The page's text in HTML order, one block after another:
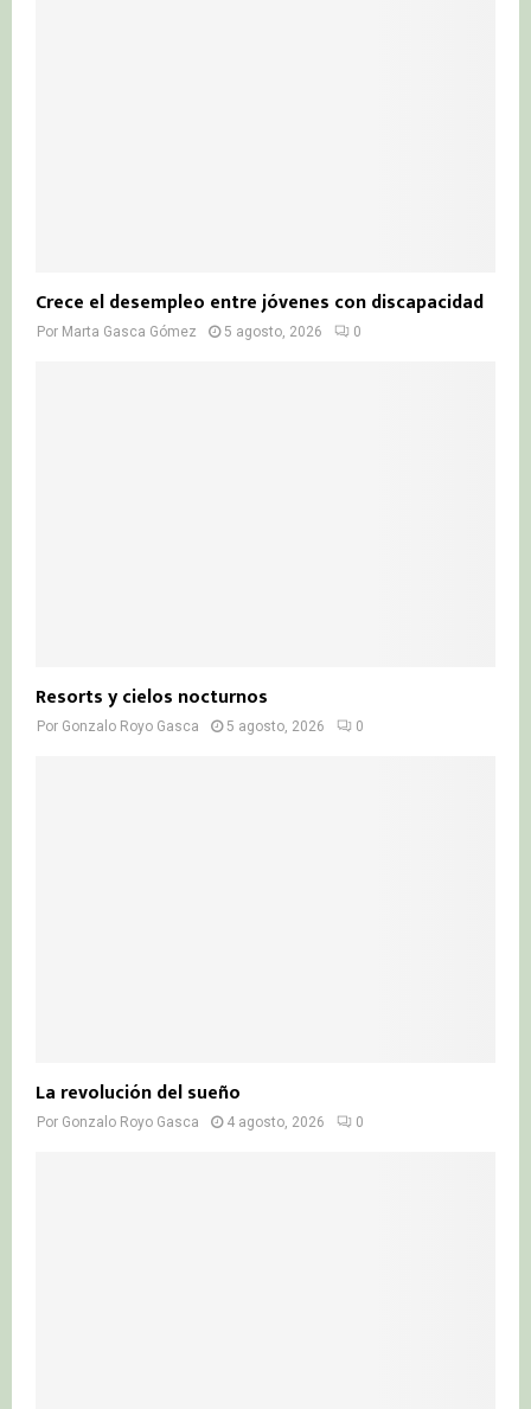
Crece el desempleo entre jóvenes con discapacidad
Por Marta Gasca Gómez 5 agosto, 2026 0
Resorts y cielos nocturnos
Por Gonzalo Royo Gasca 5 agosto, 2026 0
La revolución del sueño
Por Gonzalo Royo Gasca 4 agosto, 2026 0